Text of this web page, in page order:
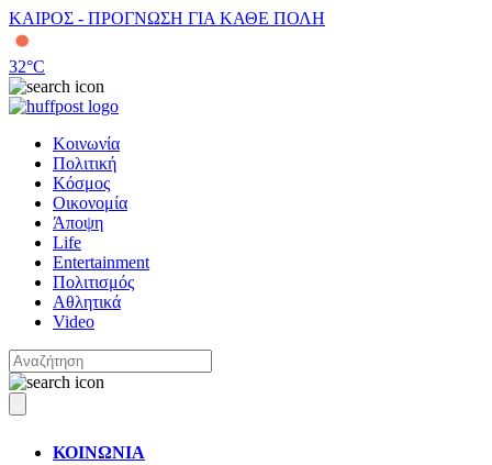
ΚΑΙΡΟΣ - ΠΡΟΓΝΩΣΗ ΓΙΑ ΚΑΘΕ ΠΟΛΗ
32°C
Κοινωνία
Πολιτική
Κόσμος
Οικονομία
Άποψη
Life
Entertainment
Πολιτισμός
Αθλητικά
Video
ΚΟΙΝΩΝΙΑ